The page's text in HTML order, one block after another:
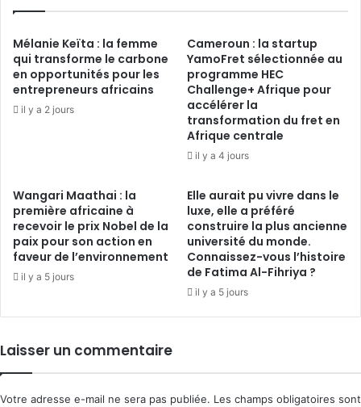
Mélanie Keïta : la femme
qui transforme le carbone
en opportunités pour les
entrepreneurs africains
il y a 2 jours
Cameroun : la startup
YamoFret sélectionnée au
programme HEC
Challenge+ Afrique pour
accélérer la
transformation du fret en
Afrique centrale
il y a 4 jours
Wangari Maathai : la
première africaine à
recevoir le prix Nobel de la
paix pour son action en
faveur de l’environnement
il y a 5 jours
Elle aurait pu vivre dans le
luxe, elle a préféré
construire la plus ancienne
université du monde.
Connaissez-vous l’histoire
de Fatima Al-Fihriya ?
il y a 5 jours
Laisser un commentaire
Votre adresse e-mail ne sera pas publiée. Les champs obligatoires sont